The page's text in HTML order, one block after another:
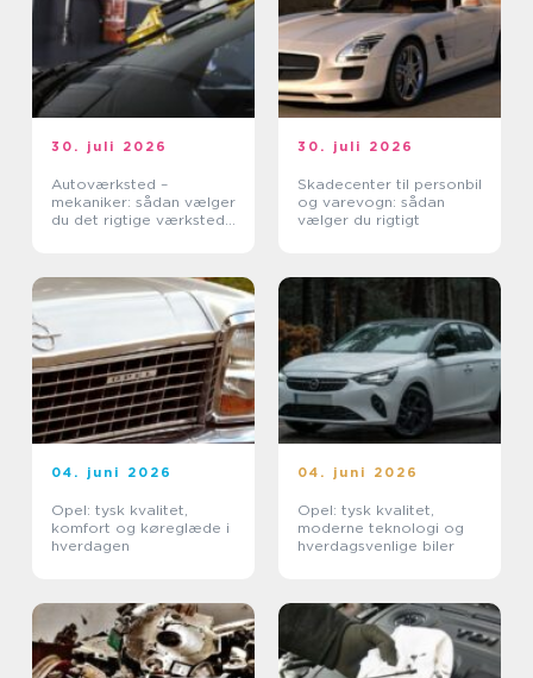
30. juli 2026
Autoværksted –
mekaniker: sådan vælger
du det rigtige værksted
30. juli 2026
Skadecenter til personbil
og varevogn: sådan
vælger du rigtigt
04. juni 2026
Opel: tysk kvalitet,
komfort og køreglæde i
hverdagen
04. juni 2026
Opel: tysk kvalitet,
moderne teknologi og
hverdagsvenlige biler